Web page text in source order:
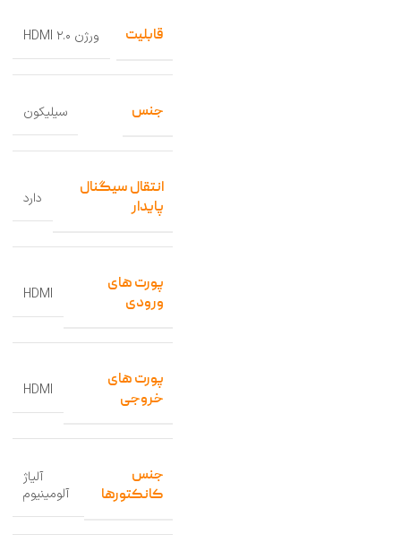
قابلیت ورژن HDMI ۲.۰
جنس سیلیکون
انتقال سیگنال
پایدار
دارد
پورت های
ورودی
HDMI
پورت های
خروجی
HDMI
جنس
کانکتورها
آلیاژ
آلومینیوم